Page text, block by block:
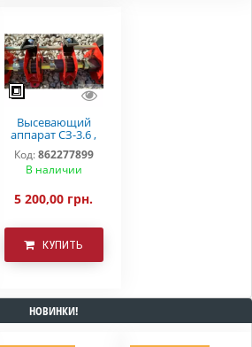
Высевающий
аппарат СЗ-3.6 ,
СЗ-5.4 "DEMETRA"
Код:862277899
В наличии
5 200,00 грн.
КУПИТЬ
НОВИНКИ!